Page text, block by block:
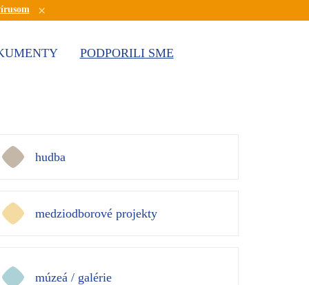
×
PODPORILI SME
hudba
medziodborové projekty
múzeá / galérie